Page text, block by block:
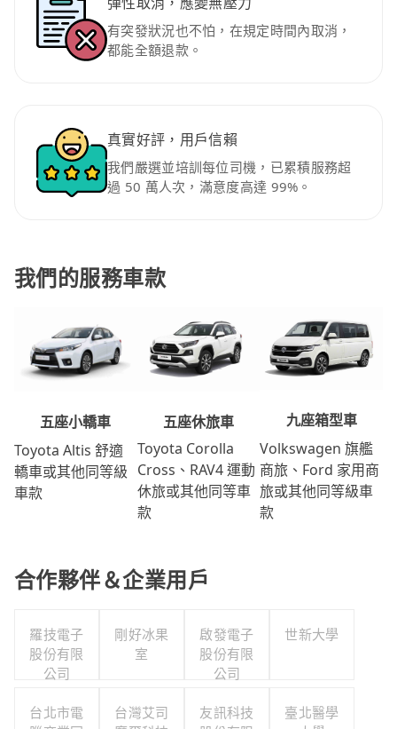
有突發狀況也不怕，在規定時間內取消，
都能全額退款。
真實好評，用戶信賴
我們嚴選並培訓每位司機，已累積服務超
過 50 萬人次，滿意度高達 99%。
我們的服務車款
五座小轎車
Toyota Altis 舒適
轎車或其他同等級
車款
五座休旅車
Toyota Corolla
Cross、RAV4 運動
休旅或其他同等車
款
九座箱型車
Volkswagen 旗艦
商旅、Ford 家用商
旅或其他同等級車
款
合作夥伴＆企業用戶
羅技電子
股份有限
公司
剛好冰果
室
啟發電子
股份有限
公司
世新大學
台北市電
台灣艾司
友訊科技
臺北醫學